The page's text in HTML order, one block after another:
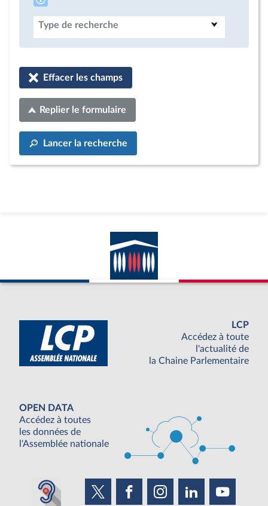
Type de recherche
Effacer les champs
Replier le formulaire
Lancer la recherche
LCP
Accédez à toute
l'actualité de
la Chaine Parlementaire
OPEN DATA
Accédez à toutes
les données de
l'Assemblée nationale